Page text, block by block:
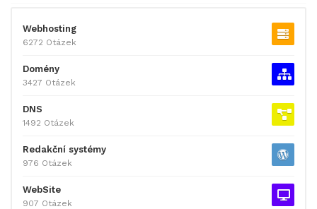
Webhosting
6272 Otázek
Domény
3427 Otázek
DNS
1492 Otázek
Redakční systémy
976 Otázek
WebSite
907 Otázek